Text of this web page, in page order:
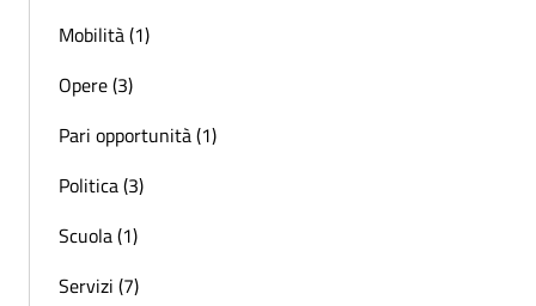
Mobilità (1)
Opere (3)
Pari opportunità (1)
Politica (3)
Scuola (1)
Servizi (7)